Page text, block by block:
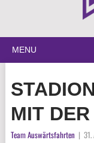
MENU
MIT
Team Auswärtsfahrten |